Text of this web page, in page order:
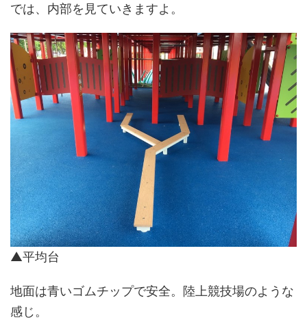
では、内部を見ていきますよ。
▲平均台
地面は青いゴムチップで安全。陸上競技場のような
感じ。